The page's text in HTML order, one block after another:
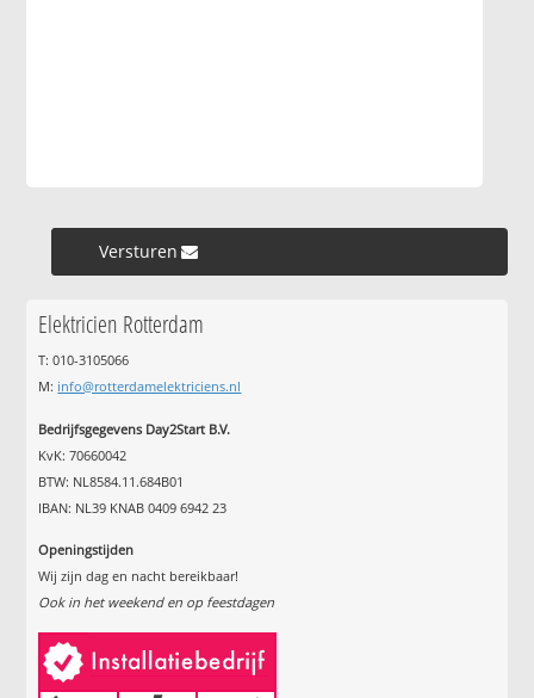
Versturen »
Elektricien Rotterdam
T: 010-3105066
M: info@rotterdamelektriciens.nl
Bedrijfsgegevens Day2Start B.V.
KvK: 70660042
BTW: NL8584.11.684B01
IBAN: NL39 KNAB 0409 6942 23
Openingstijden
Wij zijn dag en nacht bereikbaar!
Ook in het weekend en op feestdagen